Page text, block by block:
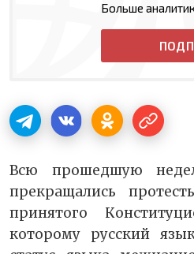
Больше
Всю прошедшую
прекращались
принятого
которому русский